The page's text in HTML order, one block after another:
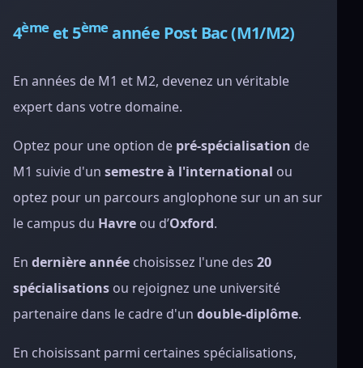
4èmeet 5èmeannée Post Bac (M1/M2)
En années de M1 et M2, devenez un véritable
expert dans votre domaine.
Optez pour une option de pré-spécialisation de
M1 suivie d'un semestre à l'international ou
optez pour un parcours anglophone sur un an sur
le campus du Havre ou d’Oxford.
En dernière année choisissez l'une des 20
spécialisations ou rejoignez une université
partenaire dans le cadre d'un double-diplôme.
En choisissant parmi certaines spécialisations,